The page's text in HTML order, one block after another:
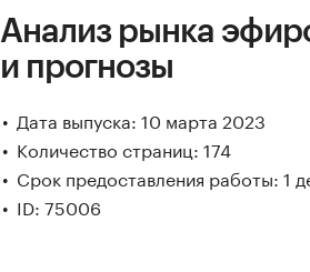
Анализ рынка
и прогнозы
Дата выпуска: 10 марта 2023
Количество страниц: 174
Срок предоставления работы: 1
ID: 75006